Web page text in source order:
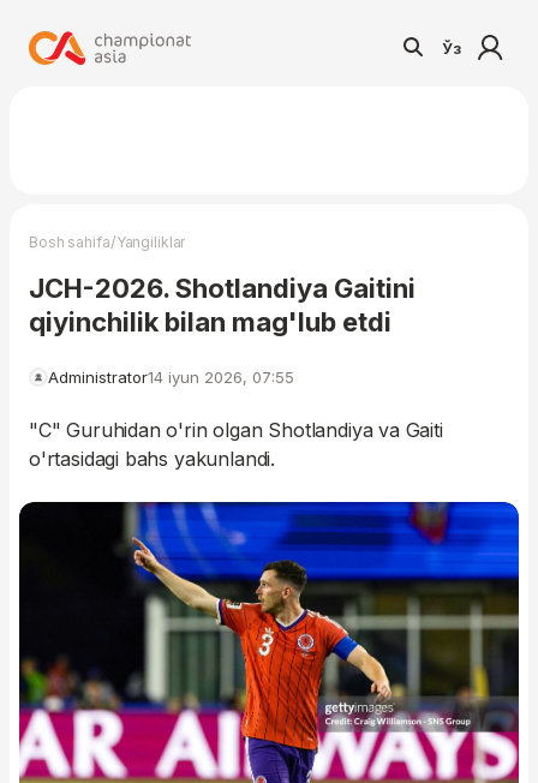
Ўз
Bosh sahifa/Yangiliklar
JCH-2026. Shotlandiya Gaitini
qiyinchilik bilan mag'lub etdi
Administrator14 iyun 2026, 07:55
"C" Guruhidan o'rin olgan Shotlandiya va Gaiti
o'rtasidagi bahs yakunlandi.